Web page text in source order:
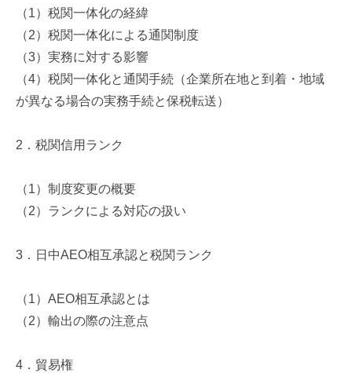
（1）税関一体化の経緯
（2）税関一体化による通関制度
（3）実務に対する影響
（4）税関一体化と通関手続（企業所在地と到着・地域
が異なる場合の実務手続と保税転送）
2 ．税関信用ランク
（1）制度変更の概要
（2）ランクによる対応の扱い
3 ．日中AEO相互承認と税関ランク
（1） AEO相互承認とは
（2）輸出の際の注意点
4 ．貿易権